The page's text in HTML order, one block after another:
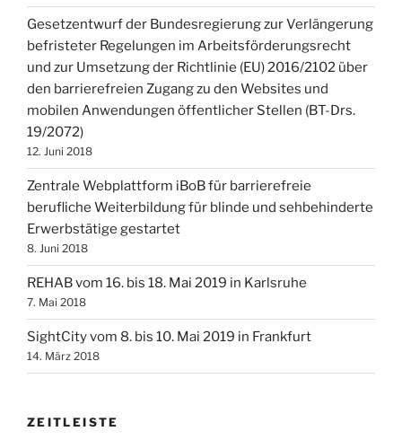
Gesetzentwurf der Bundesregierung zur Verlängerung
befristeter Regelungen im Arbeitsförderungsrecht
und zur Umsetzung der Richtlinie (EU) 2016/2102 über
den barrierefreien Zugang zu den Websites und
mobilen Anwendungen öffentlicher Stellen (BT-Drs.
19/2072)
12. Juni 2018
Zentrale Webplattform iBoB für barrierefreie
berufliche Weiterbildung für blinde und sehbehinderte
Erwerbstätige gestartet
8. Juni 2018
REHAB vom 16. bis 18. Mai 2019 in Karlsruhe
7. Mai 2018
SightCity vom 8. bis 10. Mai 2019 in Frankfurt
14. März 2018
ZEITLEISTE